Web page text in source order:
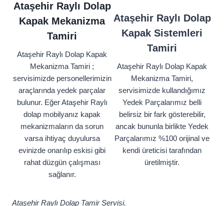
Ataşehir Raylı Dolap
Kapak Mekanizma
Tamiri
Ataşehir Raylı Dolap Kapak
Mekanizma Tamiri ;
servisimizde personellerimizin
araçlarında yedek parçalar
bulunur. Eğer Ataşehir Raylı
dolap mobilyanız kapak
mekanizmaların da sorun
varsa ihtiyaç duyulursa
evinizde onarılıp eskisi gibi
rahat düzgün çalışması
sağlanır.
Ataşehir Raylı Dolap
Kapak Sistemleri
Tamiri
Ataşehir Raylı Dolap Kapak
Mekanizma Tamiri,
servisimizde kullandığımız
Yedek Parçalarımız belli
belirsiz bir fark gösterebilir,
ancak bununla birlikte Yedek
Parçalarımız %100 orijinal ve
kendi üreticisi tarafından
üretilmiştir.
Ataşehir Raylı Dolap Tamir Servisi.